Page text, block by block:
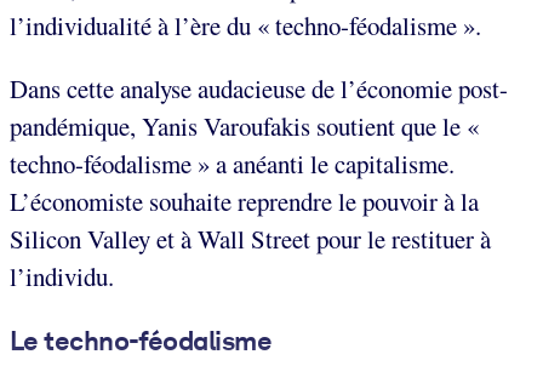
l’individualité à l’ère du « techno-féodalisme ».
Dans cette analyse audacieuse de l’économie post-
pandémique, Yanis Varoufakis soutient que le «
techno-féodalisme » a anéanti le capitalisme.
L’économiste souhaite reprendre le pouvoir à la
Silicon Valley et à Wall Street pour le restituer à
l’individu.
Le techno-féodalisme